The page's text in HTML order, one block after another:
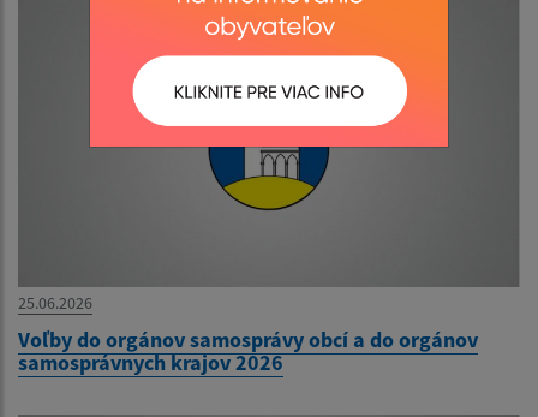
25.06.2026
Voľby do orgánov samosprávy obcí a do orgánov
samosprávnych krajov 2026